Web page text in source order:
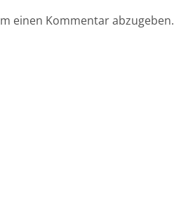
einen Kommentar abzugeben.